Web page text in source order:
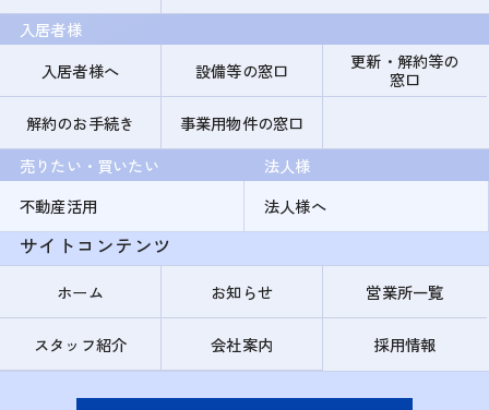
入居者様
入居者様へ
設備等の窓口
更新・解約等の
窓口
解約のお手続き
事業用物件の窓口
売りたい・買いたい
不動産活用
法人様
法人様へ
サイトコンテンツ
ホーム お知らせ 営業所一覧
スタッフ紹介 会社案内 採用情報